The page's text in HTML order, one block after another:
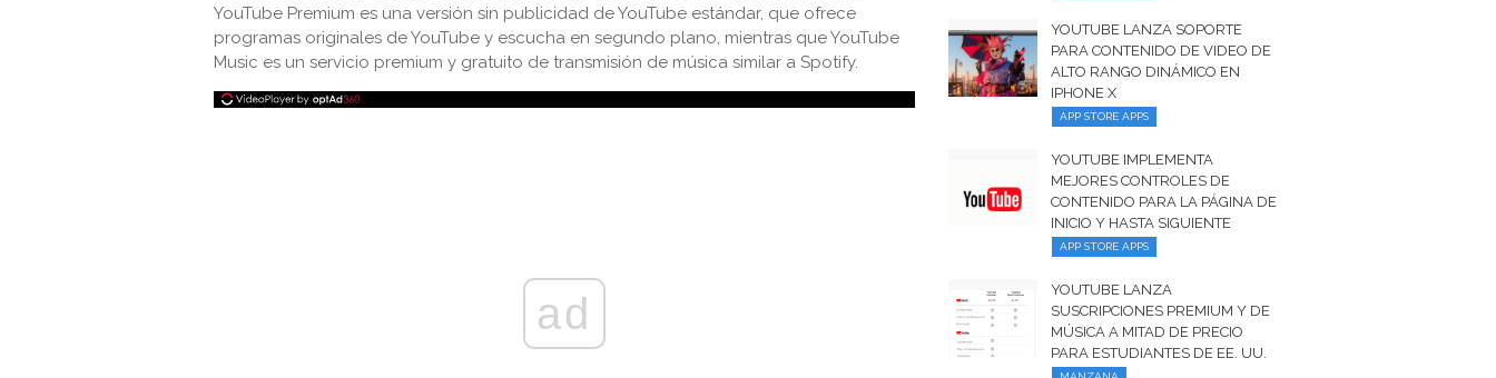
YouTube Premium es una versión sin publicidad de YouTube estándar, que ofrece
programas originales de YouTube y escucha en segundo plano, mientras que YouTube
Music es un servicio premium y gratuito de transmisión de música similar a Spotify.
ad
YOUTUBE LANZA SOPORTE
PARA CONTENIDO DE VIDEO DE
ALTO RANGO DINÁMICO EN
IPHONE X
APP STORE APPS
YOUTUBE IMPLEMENTA
MEJORES CONTROLES DE
CONTENIDO PARA LA PÁGINA DE
INICIO Y HASTA SIGUIENTE
APP STORE APPS
YOUTUBE LANZA
SUSCRIPCIONES PREMIUM Y DE
MÚSICA A MITAD DE PRECIO
PARA ESTUDIANTES DE EE. UU.